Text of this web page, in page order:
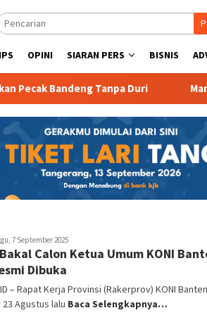
OPINI SIARAN PERS BISNIS
Bandeng Tanpa Duri Mambruk
7 September 2025
Calon Ketua Umum KONI
Dibuka
– Rapat Kerja Provinsi (Rakerprov) KONI Banten
Agustus lalu Baca Selengkapnya…